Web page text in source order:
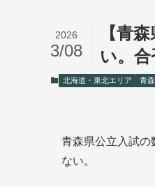
【青
い。
2026
3/08
北海道・東北エリア 青
青森県公立入試の
ない。